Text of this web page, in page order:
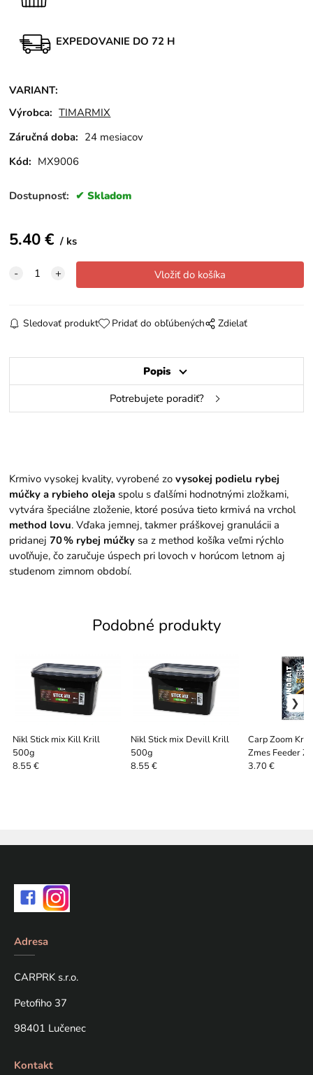
EXPEDOVANIE DO 72 H
VARIANT:
Výrobca: TIMARMIX
Záručná doba: 24 mesiacov
Kód: MX9006
Dostupnosť: Skladom
5.40€ ks
Sledovať produkt Pridať do obľúbených Zdielať
Popis
Potrebujete poradiť?
Krmivo vysokej kvality, vyrobené zovysokej podielu rybej
múčky a rybieho oleja spolu s ďalšími hodnotnými zložkami,
vytvára špeciálne zloženie, ktoré posúva tieto krmivá na vrchol
method lovu. Vďaka jemnej, takmer práškovej granulácii a
pridanej70 % rybej múčky sa z method košíka veľmi rýchlo
uvoľňuje, čo zaručuje úspech pri lovoch v horúcom letnom aj
studenom zimnom období.
Podobné produkty
Nikl Stick mix Kill Krill
500g
8.55 €
Nikl Stick mix Devill Krill
500g
8.55 €
Carp Zoom
Zmes Feeder
Tigrí Orech
3.70 €
Adresa
CARPRK s.r.o.
Petofiho 37
98401 Lučenec
Kontakt